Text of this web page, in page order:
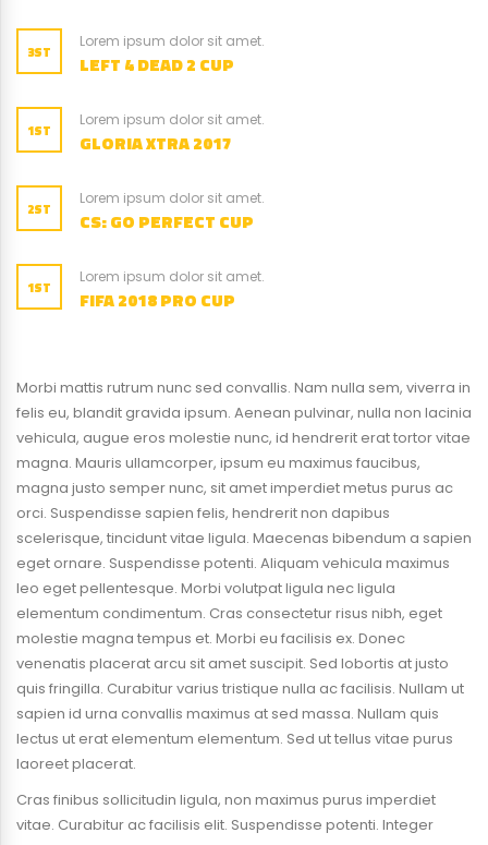
3ST
Lorem ipsum dolor sit amet.
LEFT 4 DEAD 2 CUP
1ST
Lorem ipsum dolor sit amet.
GLORIA XTRA 2017
2ST
Lorem ipsum dolor sit amet.
CS: GO PERFECT CUP
1ST
Lorem ipsum dolor sit amet.
FIFA 2018 PRO CUP
Morbi mattis rutrum nunc sed convallis. Nam nulla sem, viverra in
felis eu, blandit gravida ipsum. Aenean pulvinar, nulla non lacinia
vehicula, augue eros molestie nunc, id hendrerit erat tortor vitae
magna. Mauris ullamcorper, ipsum eu maximus faucibus,
magna justo semper nunc, sit amet imperdiet metus purus ac
orci. Suspendisse sapien felis, hendrerit non dapibus
scelerisque, tincidunt vitae ligula. Maecenas bibendum a sapien
eget ornare. Suspendisse potenti. Aliquam vehicula maximus
leo eget pellentesque. Morbi volutpat ligula nec ligula
elementum condimentum. Cras consectetur risus nibh, eget
molestie magna tempus et. Morbi eu facilisis ex. Donec
venenatis placerat arcu sit amet suscipit. Sed lobortis at justo
quis fringilla. Curabitur varius tristique nulla ac facilisis. Nullam ut
sapien id urna convallis maximus at sed massa. Nullam quis
lectus ut erat elementum elementum. Sed ut tellus vitae purus
laoreet placerat.
Cras finibus sollicitudin ligula, non maximus purus imperdiet
vitae. Curabitur ac facilisis elit. Suspendisse potenti. Integer